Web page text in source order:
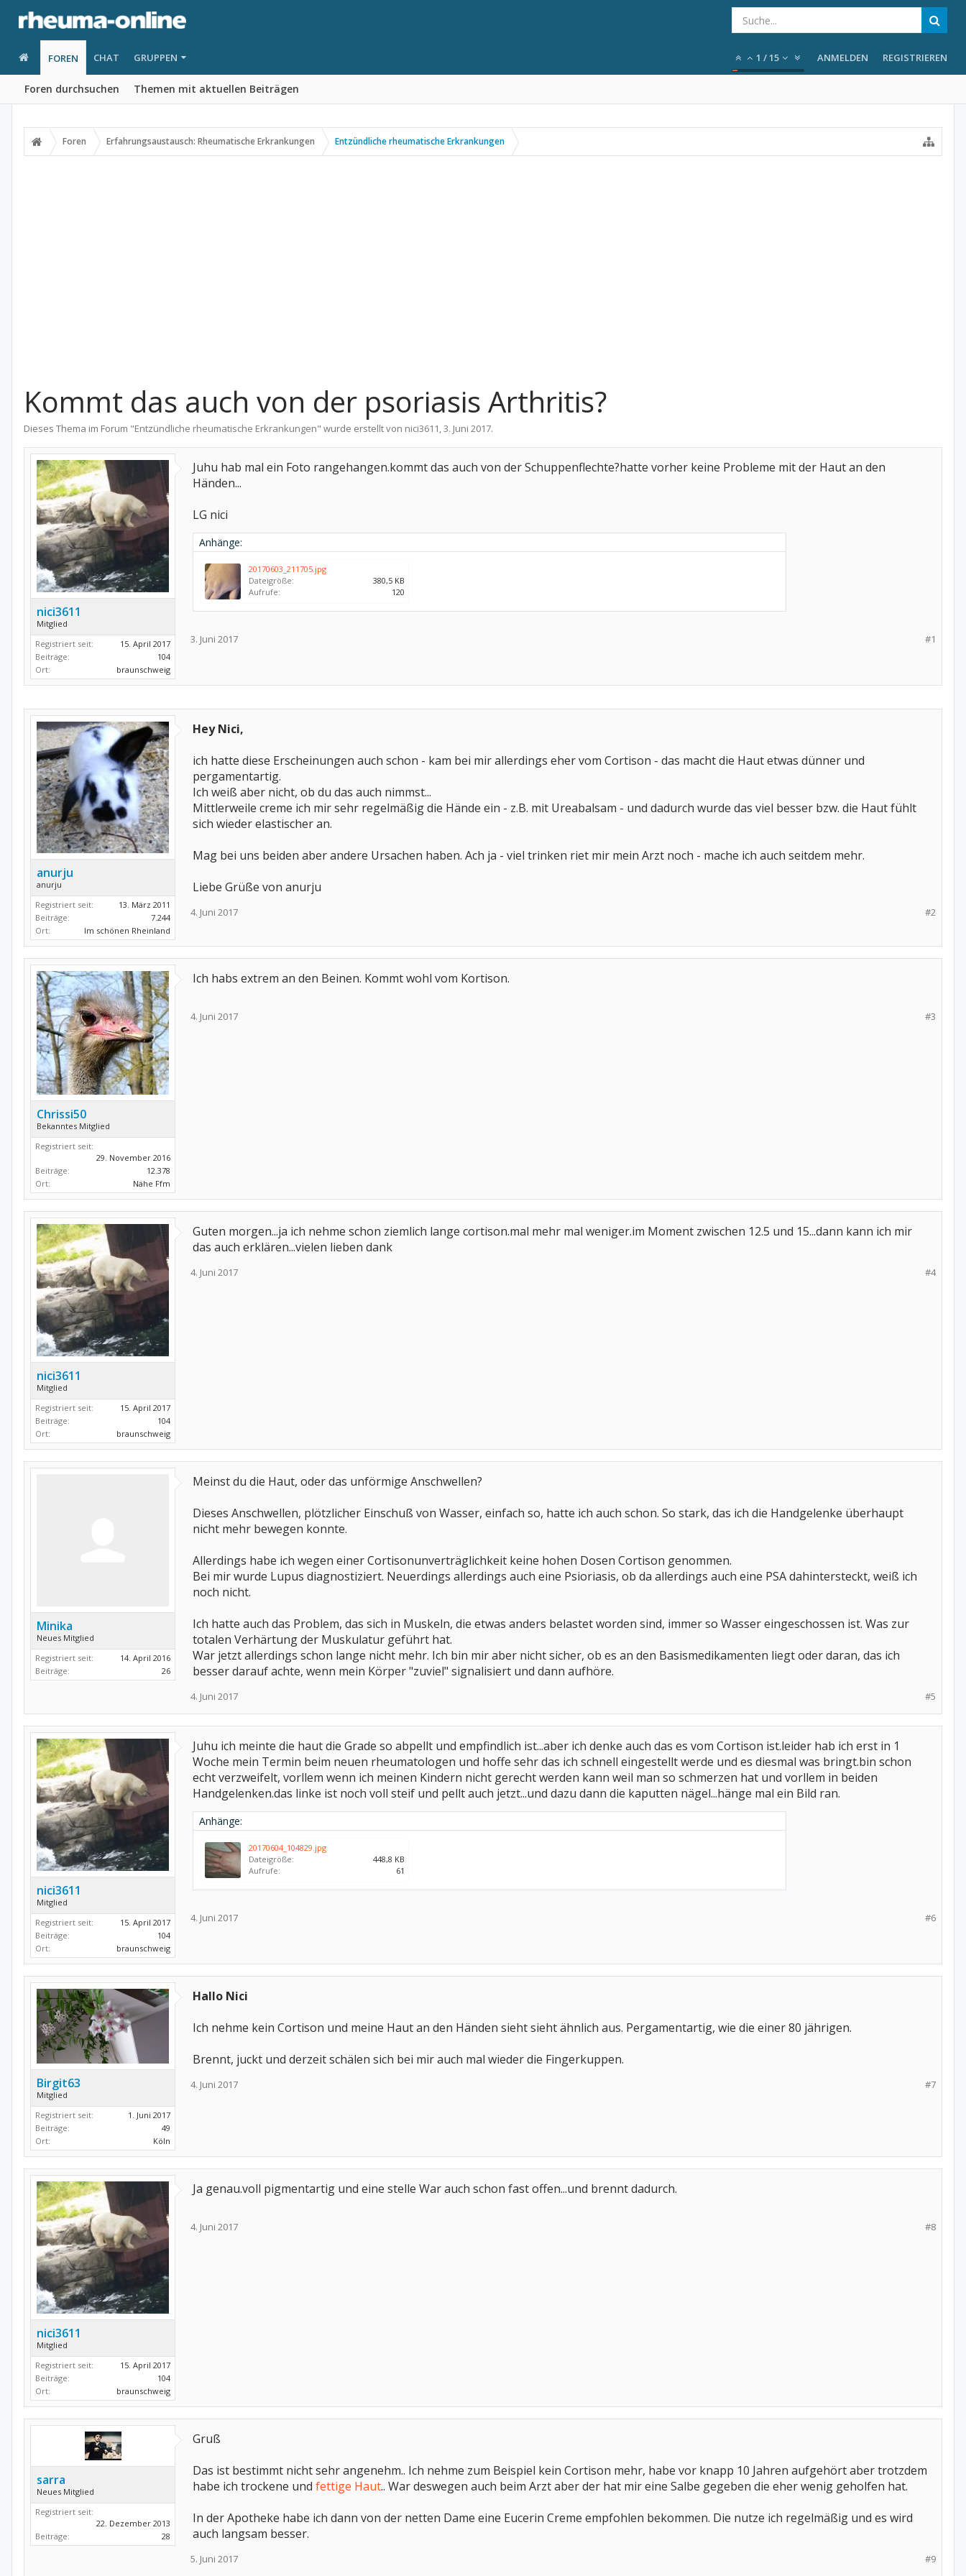
FOREN
Foren durchsuchen Themen mit aktuellen Beiträgen
CHAT GRUPPEN 1 /15 ANMELDEN REGISTRIEREN
Foren Erfahrungsaustausch: Rheumatische Erkrankungen Entzündliche rheumatische Erkrankungen
Kommt das auch von der psoriasis Arthritis?
Dieses Thema im Forum "Entzündliche rheumatische Erkrankungen" wurde erstellt von nici3611,3. Juni 2017.
nici3611
Mitglied
Registriert seit:
15. April 2017
Beiträge:
104
Ort:
braunschweig
Juhu hab mal ein Foto rangehangen.kommt das auch von der Schuppenflechte?hatte vorher keine Probleme mit der Haut an den
Händen...
LG nici
Anhänge:
20170603_211705.jpg
Dateigröße:
380,5 KB
Aufrufe:
120
#1
3. Juni 2017
anurju
anurju
Registriert seit:
13. März 2011
Beiträge:
7.244
Ort:
Im schönen Rheinland
Hey Nici,
ich hatte diese Erscheinungen auch schon - kam bei mir allerdings eher vom Cortison - das macht die Haut etwas dünner und
pergamentartig.
Ich weiß aber nicht, ob du das auch nimmst...
Mittlerweile creme ich mir sehr regelmäßig die Hände ein - z.B. mit Ureabalsam - und dadurch wurde das viel besser bzw. die Haut fühlt
sich wieder elastischer an.
Mag bei uns beiden aber andere Ursachen haben. Ach ja - viel trinken riet mir mein Arzt noch - mache ich auch seitdem mehr.
Liebe Grüße von anurju
#2
4. Juni 2017
Chrissi50
Bekanntes Mitglied
Registriert seit:
29. November 2016
Beiträge:
12.378
Ort:
Nähe Ffm
Ich habs extrem an den Beinen. Kommt wohl vom Kortison.
#3
4. Juni 2017
nici3611
Mitglied
Registriert seit:
15. April 2017
Beiträge:
104
Ort:
braunschweig
Guten morgen...ja ich nehme schon ziemlich lange cortison.mal mehr mal weniger.im Moment zwischen 12.5 und 15...dann kann ich mir
das auch erklären...vielen lieben dank
#4
4. Juni 2017
Minika
Neues Mitglied
Registriert seit:
14. April 2016
Beiträge:
26
Meinst du die Haut, oder das unförmige Anschwellen?
Dieses Anschwellen, plötzlicher Einschuß von Wasser, einfach so, hatte ich auch schon. So stark, das ich die Handgelenke überhaupt
nicht mehr bewegen konnte.
Allerdings habe ich wegen einer Cortisonunverträglichkeit keine hohen Dosen Cortison genommen.
Bei mir wurde Lupus diagnostiziert. Neuerdings allerdings auch eine Psioriasis, ob da allerdings auch eine PSA dahintersteckt, weiß ich
noch nicht.
Ich hatte auch das Problem, das sich in Muskeln, die etwas anders belastet worden sind, immer so Wasser eingeschossen ist. Was zur
totalen Verhärtung der Muskulatur geführt hat.
War jetzt allerdings schon lange nicht mehr. Ich bin mir aber nicht sicher, ob es an den Basismedikamenten liegt oder daran, das ich
besser darauf achte, wenn mein Körper "zuviel" signalisiert und dann aufhöre.
#5
4. Juni 2017
nici3611
Mitglied
Registriert seit:
15. April 2017
Beiträge:
104
Ort:
braunschweig
Juhu ich meinte die haut die Grade so abpellt und empfindlich ist...aber ich denke auch das es vom Cortison ist.leider hab ich erst in 1
Woche mein Termin beim neuen rheumatologen und hoffe sehr das ich schnell eingestellt werde und es diesmal was bringt.bin schon
echt verzweifelt, vorllem wenn ich meinen Kindern nicht gerecht werden kann weil man so schmerzen hat und vorllem in beiden
Handgelenken.das linke ist noch voll steif und pellt auch jetzt...und dazu dann die kaputten nägel...hänge mal ein Bild ran.
Anhänge:
20170604_104829.jpg
Dateigröße:
448,8 KB
Aufrufe:
61
#6
4. Juni 2017
Birgit63
Mitglied
Registriert seit:
1. Juni 2017
Beiträge:
49
Ort:
Köln
Hallo Nici
Ich nehme kein Cortison und meine Haut an den Händen sieht sieht ähnlich aus. Pergamentartig, wie die einer 80 jährigen.
Brennt, juckt und derzeit schälen sich bei mir auch mal wieder die Fingerkuppen.
#7
4. Juni 2017
nici3611
Mitglied
Registriert seit:
15. April 2017
Beiträge:
104
Ort:
braunschweig
Ja genau.voll pigmentartig und eine stelle War auch schon fast offen...und brennt dadurch.
#8
4. Juni 2017
sarra
Neues Mitglied
Registriert seit:
22. Dezember 2013
Beiträge:
28
Gruß
Das ist bestimmt nicht sehr angenehm.. Ich nehme zum Beispiel kein Cortison mehr, habe vor knapp 10 Jahren aufgehört aber trotzdem
habe ich trockene und fettige Haut.. War deswegen auch beim Arzt aber der hat mir eine Salbe gegeben die eher wenig geholfen hat.
In der Apotheke habe ich dann von der netten Dame eine Eucerin Creme empfohlen bekommen. Die nutze ich regelmäßig und es wird
auch langsam besser.
#9
5. Juni 2017